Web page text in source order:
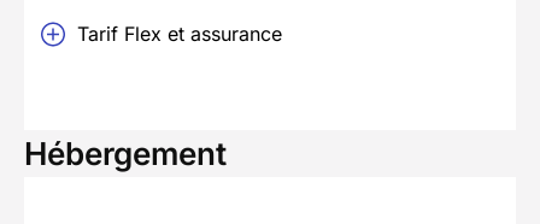
Tarif Flex et assurance
Hébergement